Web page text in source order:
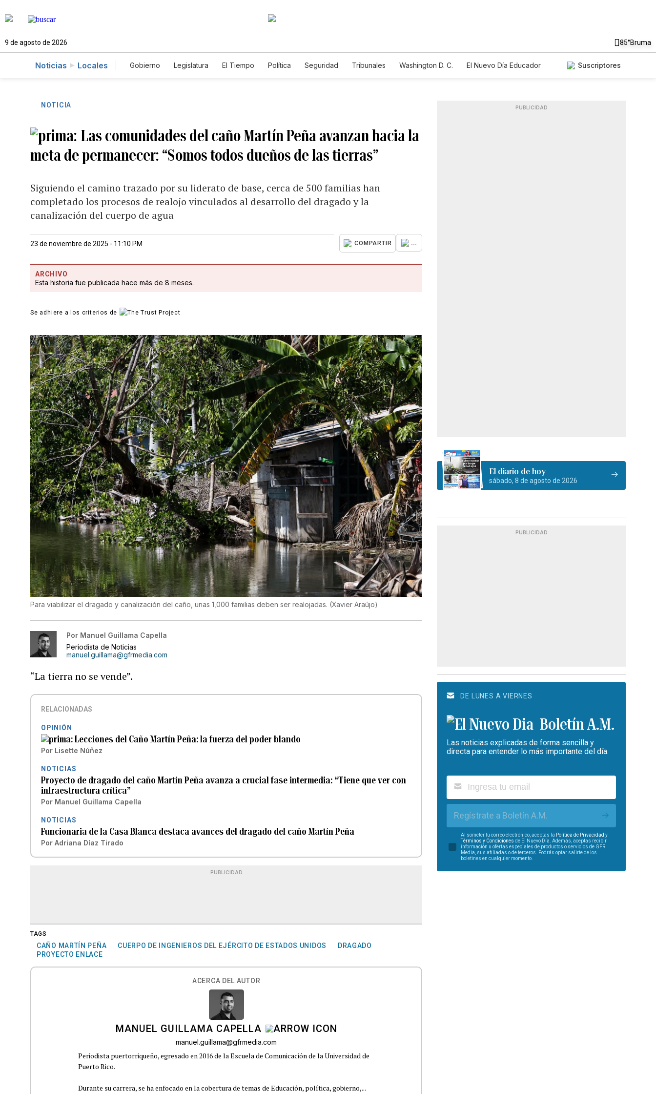
9 de agosto de 2026 85°Bruma
Noticias Locales Gobierno Legislatura El Tiempo Política Seguridad Tribunales Washington D. C.
El Nuevo Día Educador
Suscriptores
NOTICIA
Las comunidades del caño Martín Peña avanzan hacia la
meta de permanecer: “Somos todos dueños de las tierras”
Siguiendo el camino trazado por su liderato de base, cerca de 500 familias han
completado los procesos de realojo vinculados al desarrollo del dragado y la
canalización del cuerpo de agua
23 de noviembre de 2025 - 11:10 PM COMPARTIR ...
ARCHIVO
Esta historia fue publicada hace más de 8 meses.
Se adhiere a los criterios de
Para viabilizar el dragado y canalización del caño, unas 1,000 familias deben ser realojadas. (Xavier Araújo)
Por Manuel Guillama Capella
Periodista de Noticias
manuel.guillama@gfrmedia.com
“La tierra no se vende”.
RELACIONADAS
OPINIÓN
Lecciones del Caño Martín Peña: la fuerza del poder blando
Por Lisette Núñez
NOTICIAS
Proyecto de dragado del caño Martín Peña avanza a crucial fase intermedia: “Tiene que ver con
infraestructura crítica”
Por Manuel Guillama Capella
NOTICIAS
Funcionaria de la Casa Blanca destaca avances del dragado del caño Martín Peña
Por Adriana Díaz Tirado
PUBLICIDAD
TAGS
CAÑO MARTÍN PEÑA CUERPO DE INGENIEROS DEL EJÉRCITO DE ESTADOS UNIDOS
DRAGADO
PROYECTO ENLACE
ACERCA DEL AUTOR
MANUEL GUILLAMA CAPELLA
manuel.guillama@gfrmedia.com
Periodista puertorriqueño, egresado en 2016 de la Escuela de Comunicación de la Universidad de
Puerto Rico.
Durante su carrera, se ha enfocado en la cobertura de temas de Educación, política, gobierno,...
PUBLICIDAD
El diario de hoy
sábado, 8 de agosto de 2026
PUBLICIDAD
DE LUNES A VIERNES
Boletín A.M.
Las noticias explicadas de forma sencilla y
directa para entender lo más importante del día.
Regístrate a Boletín A.M.
Al someter tu correo electrónico, aceptas la Política de Privacidad y
Términos y Condiciones de El Nuevo Día. Además, aceptas recibir
información u ofertas especiales de productos o servicios de GFR
Media, sus afiliadas o de terceros. Podrás optar salirte de los
boletines en cualquier momento.